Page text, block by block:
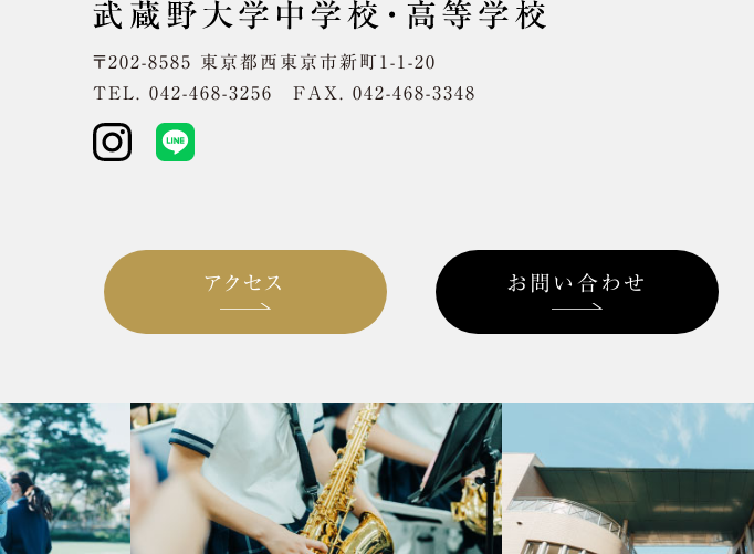
〒202-8585 東京都西東京市新町1-1-20
TEL. 042-468-3256 FAX. 042-468-3348
アクセス お問い合わせ